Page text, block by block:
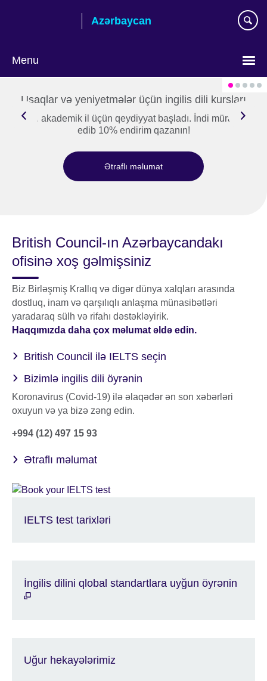
Azərbaycan
Menu
your
language
Uşaqlar və yeniyetmələr üçün ingilis dili kursları
Yeni akademik il üçün qeydiyyat başladı. İndi müraciət
edib 10% endirim qazanın!
Ətraflı məlumat
British Council-ın Azərbaycandakı
ofisinə xoş gəlmişsiniz
Biz Birləşmiş Krallıq və digər dünya xalqları arasında
dostluq, inam və qarşılıqlı anlaşma münasibətləri
yaradaraq sülh və rifahı dəstəkləyirik.
Haqqımızda daha çox məlumat əldə edin.
British Council ilə IELTS seçin
Bizimlə ingilis dili öyrənin
Koronavirus (Covid-19) ilə əlaqədər ən son xəbərləri
oxuyun və ya bizə zəng edin.
+994 (12) 497 15 93
Ətraflı məlumat
IELTS test tarixləri
İngilis dilini qlobal standartlara uyğun öyrənin
Uğur hekayələrimiz